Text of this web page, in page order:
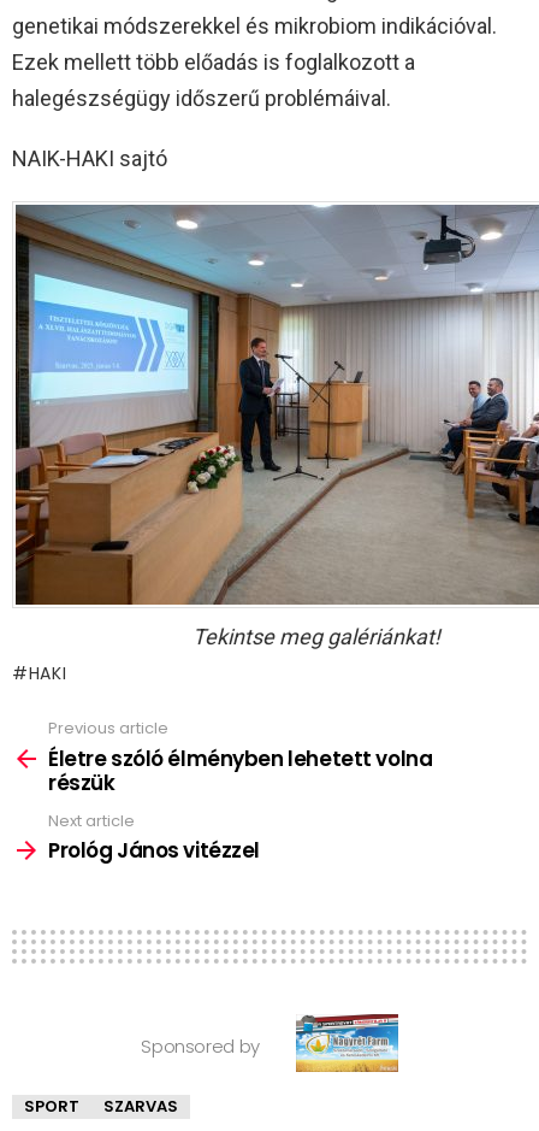
genetikai módszerekkel és mikrobiom indikációval.
Ezek mellett több előadás is foglalkozott a
halegészségügy időszerű problémáival.
NAIK-HAKI sajtó
Tekintse meg galériánkat!
HAKI
more
Previous article
Életre szóló élményben lehetett volna
részük
Next article
Prológ János vitézzel
Sponsored by
SPORT SZARVAS